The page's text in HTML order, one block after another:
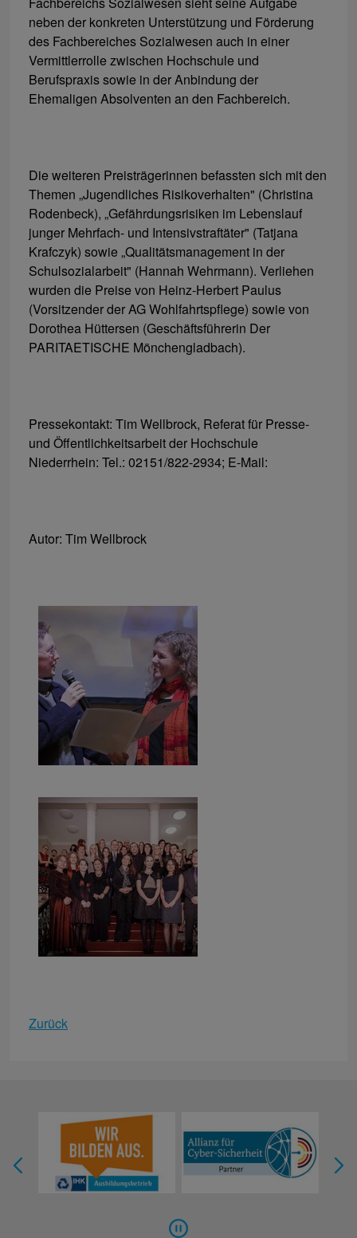
neben der konkreten Unterstützung und Förderung
des Fachbereiches Sozialwesen auch in einer
Vermittlerrolle zwischen Hochschule und
Berufspraxis sowie in der Anbindung der
Ehemaligen Absolventen an den Fachbereich.
Die weiteren Preisträgerinnen befassten sich mit den
Themen „Jugendliches Risikoverhalten" (Christina
Rodenbeck), „Gefährdungsrisiken im Lebenslauf
junger Mehrfach- und Intensivstraftäter" (Tatjana
Krafczyk) sowie „Qualitätsmanagement in der
Schulsozialarbeit" (Hannah Wehrmann). Verliehen
wurden die Preise von Heinz-Herbert Paulus
(Vorsitzender der AG Wohlfahrtspflege) sowie von
Dorothea Hüttersen (Geschäftsführerin Der
PARITAETISCHE Mönchengladbach).
Pressekontakt: Tim Wellbrock, Referat für Presse-
und Öffentlichkeitsarbeit der Hochschule
Niederrhein: Tel.: 02151/822-2934; E-Mail:
Autor: Tim Wellbrock
Zurück